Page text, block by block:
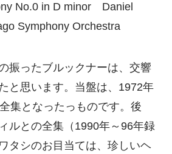
No.0 in D minor Daniel
Symphony Orchestra
振ったブルックナーは、交響
と思います。当盤は、1972年
集となったっものです。後
ルとの全集（1990年～96年録
タシのお目当ては、珍しいヘ